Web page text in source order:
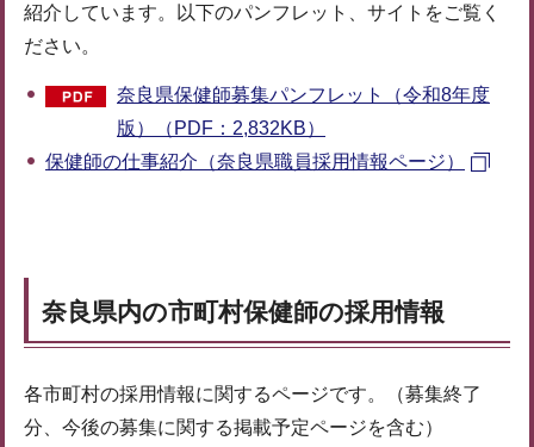
紹介しています。以下のパンフレット、サイトをご覧く
ださい。
奈良県保健師募集パンフレット（令和8年度
版）（PDF：2,832KB）
保健師の仕事紹介（奈良県職員採用情報ページ）
奈良県内の市町村保健師の採用情報
各市町村の採用情報に関するページです。（募集終了
分、今後の募集に関する掲載予定ページを含む）